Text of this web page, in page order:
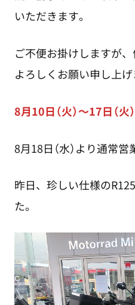
いただきます。
ご不便お掛けしますが
よろしくお願い申し上げ
8月10日（火）～17日（火）
8月18日（水）より通常営
昨日、珍しい仕様の
た。